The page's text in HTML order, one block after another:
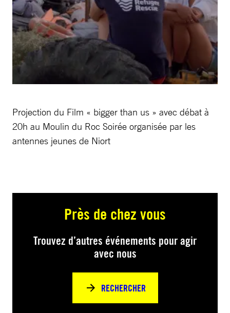
Projection du Film « bigger than us » avec débat à
20h au Moulin du Roc Soirée organisée par les
antennes jeunes de Niort
Près de chez vous
Trouvez d’autres événements pour agir
avec nous
RECHERCHER